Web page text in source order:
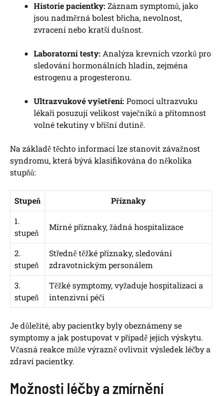
Historie pacientky: Záznam symptomů, jako
jsou nadměrná bolest břicha, nevolnost,
zvracení nebo kratší dušnost.
Laboratorní testy: Analýza krevních vzorků pro
sledování hormonálních hladin, zejména
estrogenu a progesteronu.
Ultrazvukové vyšetření: Pomocí ultrazvuku
lékaři posuzují velikost vaječníků a přítomnost
volné tekutiny v břišní dutině.
Na základě těchto informací lze stanovit závažnost
syndromu, která bývá klasifikována do několika
stupňů:
Stupeň
Příznaky
1.
stupeň
Mírné příznaky, žádná hospitalizace
2.
stupeň
Středně těžké příznaky, sledování
zdravotnickým personálem
3.
stupeň
Těžké symptomy, vyžaduje hospitalizaci a
intenzivní péči
Je důležité, aby pacientky byly obeznámeny se
symptomy a jak postupovat v případě jejich výskytu.
Včasná reakce může výrazně ovlivnit výsledek léčby a
zdraví pacientky.
Možnosti léčby a zmírnění